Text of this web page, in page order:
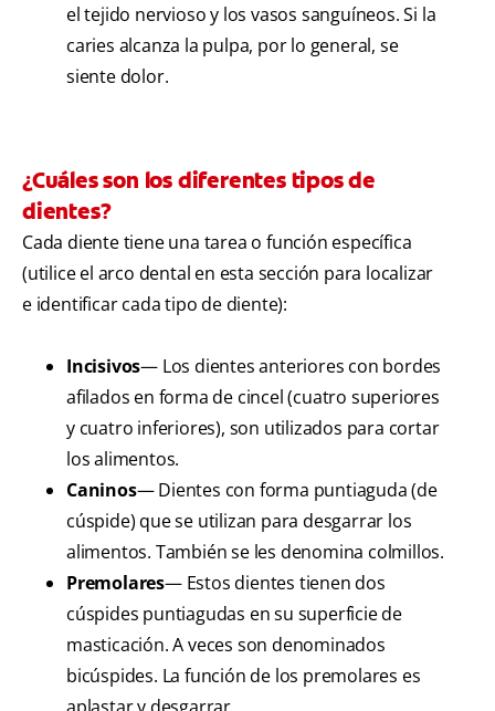
el tejido nervioso y los vasos sanguíneos. Si la
caries alcanza la pulpa, por lo general, se
siente dolor.
¿Cuáles son los diferentes tipos de
dientes?
Cada diente tiene una tarea o función específica
(utilice el arco dental en esta sección para localizar
e identificar cada tipo de diente):
Incisivos— Los dientes anteriores con bordes
afilados en forma de cincel (cuatro superiores
y cuatro inferiores), son utilizados para cortar
los alimentos.
Caninos— Dientes con forma puntiaguda (de
cúspide) que se utilizan para desgarrar los
alimentos. También se les denomina colmillos.
Premolares— Estos dientes tienen dos
cúspides puntiagudas en su superficie de
masticación. A veces son denominados
bicúspides. La función de los premolares es
aplastar y desgarrar.